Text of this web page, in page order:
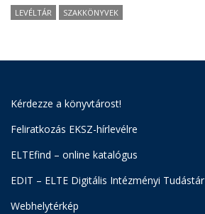
LEVÉLTÁR SZAKKÖNYVEK
Kérdezze a könyvtárost!
Feliratkozás EKSZ-hírlevélre
ELTEfind – online katalógus
EDIT – ELTE Digitális Intézményi Tudástár
Webhelytérkép